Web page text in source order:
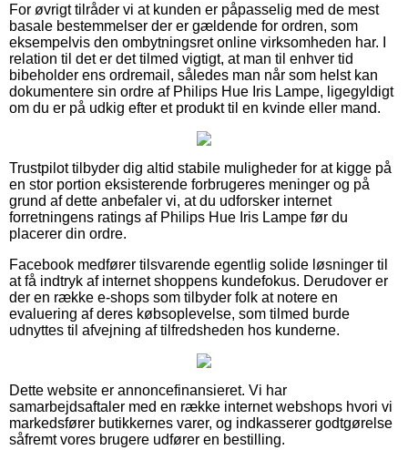
For øvrigt tilråder vi at kunden er påpasselig med de mest
basale bestemmelser der er gældende for ordren, som
eksempelvis den ombytningsret online virksomheden har. I
relation til det er det tilmed vigtigt, at man til enhver tid
bibeholder ens ordremail, således man når som helst kan
dokumentere sin ordre af Philips Hue Iris Lampe, ligegyldigt
om du er på udkig efter et produkt til en kvinde eller mand.
Trustpilot tilbyder dig altid stabile muligheder for at kigge på
en stor portion eksisterende forbrugeres meninger og på
grund af dette anbefaler vi, at du udforsker internet
forretningens ratings af Philips Hue Iris Lampe før du
placerer din ordre.
Facebook medfører tilsvarende egentlig solide løsninger til
at få indtryk af internet shoppens kundefokus. Derudover er
der en række e-shops som tilbyder folk at notere en
evaluering af deres købsoplevelse, som tilmed burde
udnyttes til afvejning af tilfredsheden hos kunderne.
Dette website er annoncefinansieret. Vi har
samarbejdsaftaler med en række internet webshops hvori vi
markedsfører butikkernes varer, og indkasserer godtgørelse
såfremt vores brugere udfører en bestilling.